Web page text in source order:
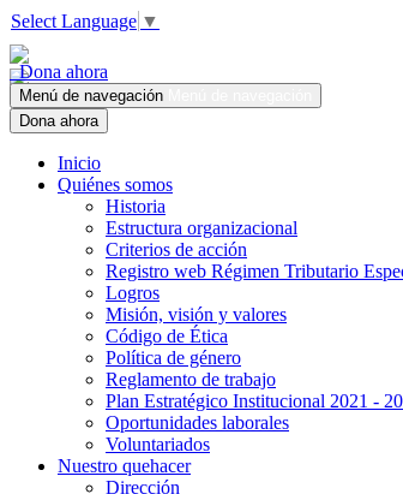
Select Language ▼
Dona ahora
Menú de navegación
Dona ahora
Inicio
Quiénes somos
Historia
Estructura organizacional
Criterios de acción
Registro web Régimen Tributario
Logros
Misión, visión y valores
Código de Ética
Política de género
Reglamento de trabajo
Plan Estratégico Institucional 2021 -
Oportunidades laborales
Voluntariados
Nuestro quehacer
Dirección